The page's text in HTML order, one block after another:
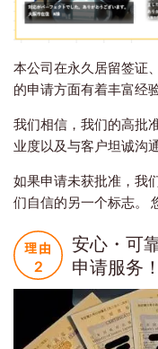
本公司在永久居留签证
的申请方面有着丰富经验
我们相信，我们的高批
业度以及与客户坦诚沟
如果申请未获批准，我
们自信的另一个标志。
安心・可
申请服务